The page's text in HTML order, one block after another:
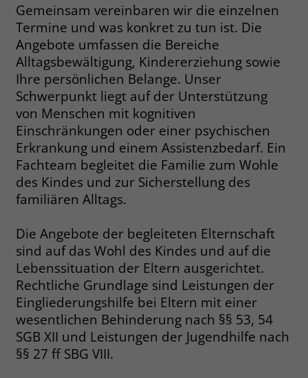
Gemeinsam vereinbaren wir die einzelnen
Termine und was konkret zu tun ist. Die
Angebote umfassen die Bereiche
Alltagsbewältigung, Kindererziehung sowie
Ihre persönlichen Belange. Unser
Schwerpunkt liegt auf der Unterstützung
von Menschen mit kognitiven
Einschränkungen oder einer psychischen
Erkrankung und einem Assistenzbedarf. Ein
Fachteam begleitet die Familie zum Wohle
des Kindes und zur Sicherstellung des
familiären Alltags.
Die Angebote der begleiteten Elternschaft
sind auf das Wohl des Kindes und auf die
Lebenssituation der Eltern ausgerichtet.
Rechtliche Grundlage sind Leistungen der
Eingliederungshilfe bei Eltern mit einer
wesentlichen Behinderung nach §§ 53, 54
SGB XII und Leistungen der Jugendhilfe nach
§§ 27 ff SBG VIII.
Name _gcl_dc
Anbieter Google Ads
Laufzeit 90 Tage
Zweck
Dieses Cookie wird gesetzt, wenn ein
User über einen Klick auf eine Google
Werbeanzeige auf die Website gelangt.
Es enthält Informationen darüber,
welche Werbeanzeige geklickt wurde,
sodass erzielte Erfolge wie z.B.
Bestellungen oder Kontaktanfragen der
Anzeige zugewiesen werden können.
Name _fbp
Anbieter Facebook
Laufzeit 3 Monate
Der Zweck von _fbp ist vollständig auf
die Werbe- und Analysebemühungen